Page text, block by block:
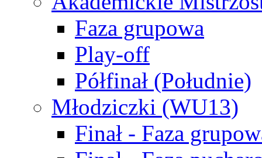
Faza grupowa
Play-off
Półfinał (Południe)
Młodziczki (WU13)
Finał - Faza